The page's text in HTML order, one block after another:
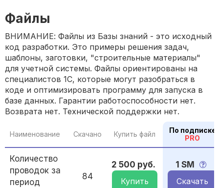
Файлы
ВНИМАНИЕ: Файлы из Базы знаний - это исходный
код разработки. Это примеры решения задач,
шаблоны, заготовки, "строительные материалы"
для учетной системы. Файлы ориентированы на
специалистов 1С, которые могут разобраться в
коде и оптимизировать программу для запуска в
базе данных. Гарантии работоспособности нет.
Возврата нет. Технической поддержки нет.
Наименование Скачано Купить файл
По подписке
PRO
Количество
проводок за
период
84
2 500 руб.
Купить
1 SM
Скачать